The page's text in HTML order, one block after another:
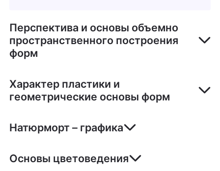
Перспектива и основы объемно
пространственного построения
форм
Характер пластики и
геометрические основы форм
Натюрморт – графика
Основы цветоведения